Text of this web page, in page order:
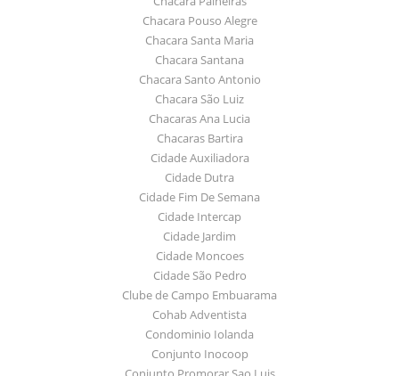
Chacara Pouso Alegre
Chacara Santa Maria
Chacara Santana
Chacara Santo Antonio
Chacara São Luiz
Chacaras Ana Lucia
Chacaras Bartira
Cidade Auxiliadora
Cidade Dutra
Cidade Fim De Semana
Cidade Intercap
Cidade Jardim
Cidade Moncoes
Cidade São Pedro
Clube de Campo Embuarama
Cohab Adventista
Condominio Iolanda
Conjunto Inocoop